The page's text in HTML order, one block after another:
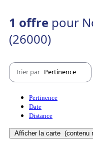
1 offre pour
(26000)
Trier par Pertinence
Pertinence
Date
Distance
Afficher la carte (contenu